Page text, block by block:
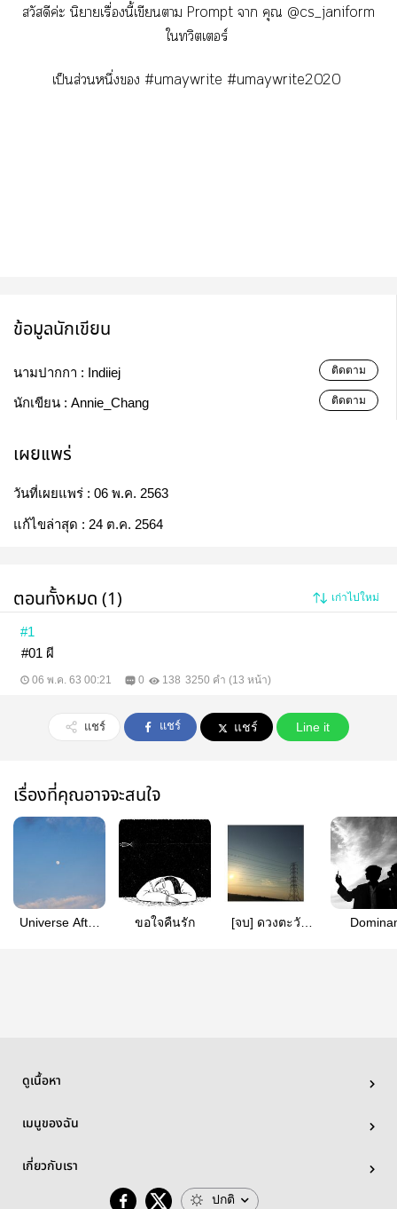
สวัสดีค่ะ นิยายเรื่องนี้เขียนา Prompt า คุณ @cs_janiform
ใทวิตเอร์​
เป็นส่วนหนึ่ง #umaywrite #umaywrite2020
ข้อมูลนักเขียน
นามปากกา : Indiiej ติดตาม
นักเขียน : Annie_Chang ติดตาม
เผยแพร่
วันที่เผยแพร่ : 06 พ.ค. 2563
แก้ไขล่าสุด : 24 ต.ค. 2564
ตอนทั้งหมด (1) เก่าไปใหม่
#1
#01 ผี
06 พ.ค. 63 00:21 0 138 3250 คำ (13 หน้า)
แชร์ แชร์ แชร์ Line it
เรื่องที่คุณอาจจะสนใจ
Universe After
ขอใจคืนรัก
[จบ] ดวงตะวัน
ดูเนื้อหา
เมนูของฉัน
เกี่ยวกับเรา
ปกติ